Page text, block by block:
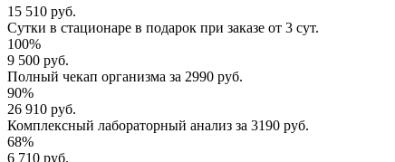
15 510 руб.
Сутки в стационаре в подарок при заказе от 3 сут.
100%
9 500 руб.
Полный чекап организма за 2990 руб.
90%
26 910 руб.
Комплексный лабораторный анализ за 3190 руб.
68%
6 710 руб.